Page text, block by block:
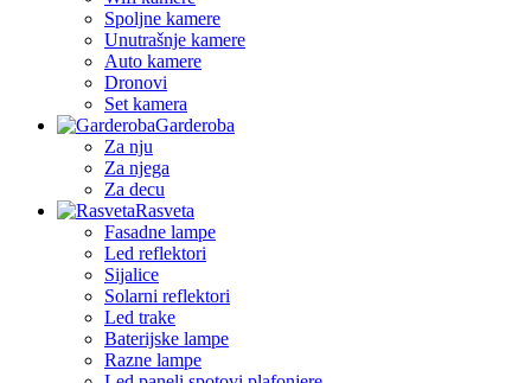
Spoljne kamere
Unutrašnje kamere
Auto kamere
Dronovi
Set kamera
Garderoba
Za nju
Za njega
Za decu
Rasveta
Fasadne lampe
Led reflektori
Sijalice
Solarni reflektori
Led trake
Baterijske lampe
Razne lampe